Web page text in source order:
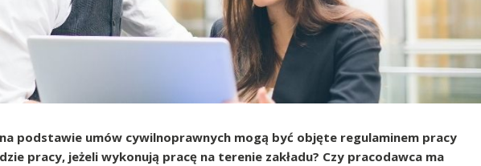
podstawie umów cywilnoprawnych mogą być objęte regulaminem pracy
pracy, jeżeli wykonują pracę na terenie zakładu? Czy pracodawca ma